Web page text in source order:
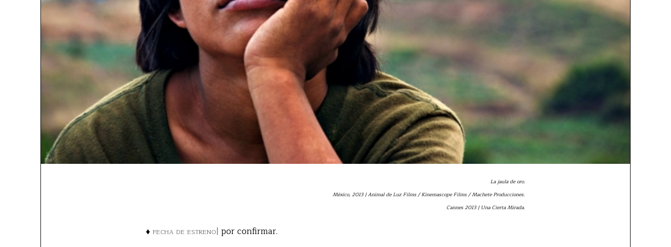
La jaula de oro.
México, 2013 | Animal de Luz Films / Kinemascope Films / Machete Producciones.
Cannes 2013 | Una Cierta Mirada.
♦ fecha de estreno| por confirmar.